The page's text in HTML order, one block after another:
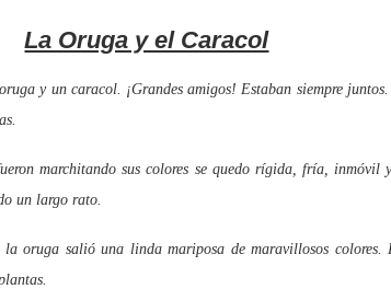
La Oruga y el Caracol
y un caracol. ¡Grandes amigos! Estaban siempre
marchitando sus colores se quedo rígida, fría, inmóvil
un largo rato.
salió una linda mariposa de maravillosos colores.